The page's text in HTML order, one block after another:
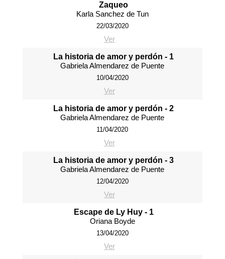
Zaqueo
Karla Sanchez de Tun
22/03/2020
Ver
La historia de amor y perdón - 1
Gabriela Almendarez de Puente
10/04/2020
Ver
La historia de amor y perdón - 2
Gabriela Almendarez de Puente
11/04/2020
Ver
La historia de amor y perdón - 3
Gabriela Almendarez de Puente
12/04/2020
Ver
Escape de Ly Huy - 1
Oriana Boyde
13/04/2020
Ver